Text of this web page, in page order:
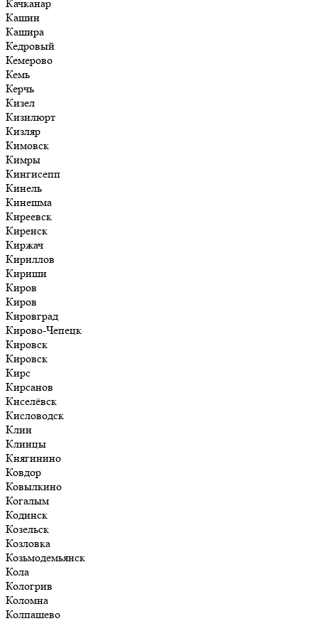
Качканар
Кашин
Кашира
Кедровый
Кемерово
Кемь
Керчь
Кизел
Кизилюрт
Кизляр
Кимовск
Кимры
Кингисепп
Кинель
Кинешма
Киреевск
Киренск
Киржач
Кириллов
Кириши
Киров
Киров
Кировград
Кирово-Чепецк
Кировск
Кировск
Кирс
Кирсанов
Киселёвск
Кисловодск
Клин
Клинцы
Княгинино
Ковдор
Ковылкино
Когалым
Кодинск
Козельск
Козловка
Козьмодемьянск
Кола
Кологрив
Коломна
Колпашево